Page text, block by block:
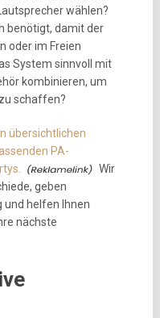
wählen?
benötigt, damit der
oder im Freien
System sinnvoll mit
kombinieren, um
schaffen?
übersichtlichen
PA-
Wir
geben
und helfen Ihnen
nächste